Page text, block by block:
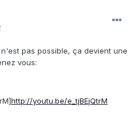
pas possible, ça devient une
vous:
http://youtu.be/e_tjBEjQtrM